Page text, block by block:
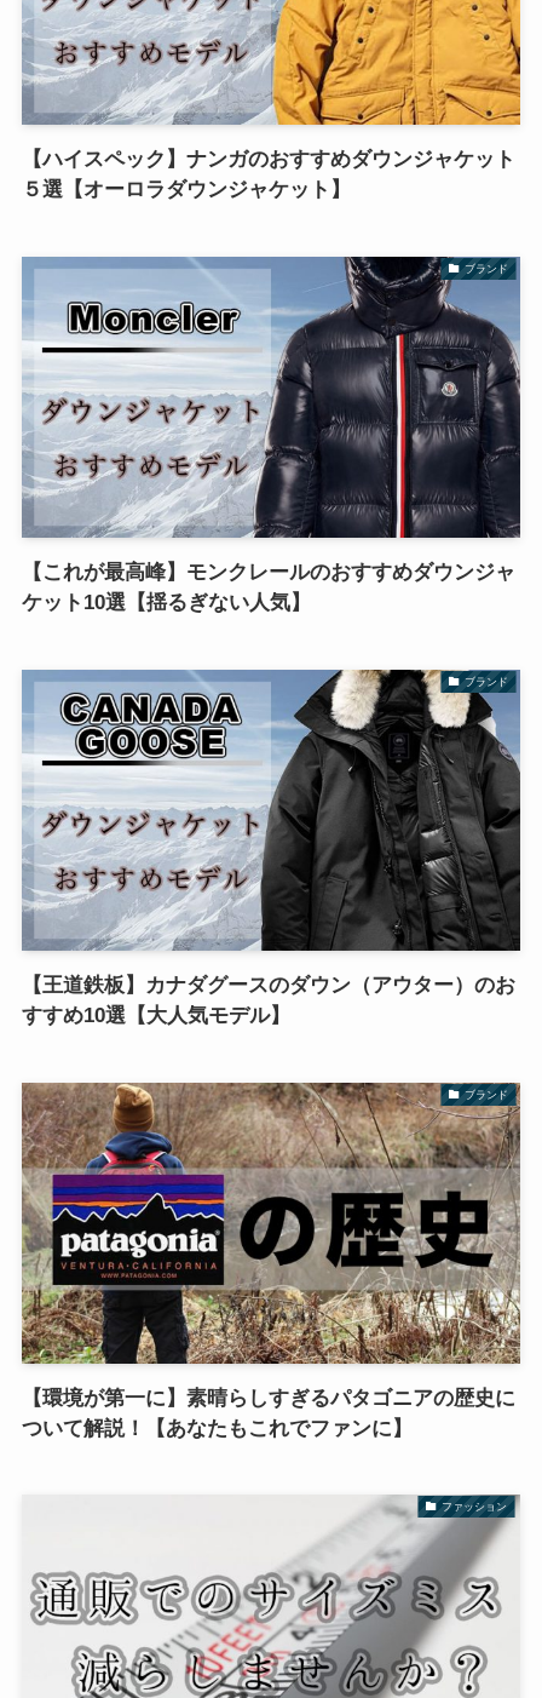
【ハイスペック】ナンガのおすすめダウンジャケット
５選【オーロラダウンジャケット】
ブランド
【これが最高峰】モンクレールのおすすめダウンジャ
ケット10選【揺るぎない人気】
ブランド
【王道鉄板】カナダグースのダウン（アウター）のお
すすめ10選【大人気モデル】
ブランド
【環境が第一に】素晴らしすぎるパタゴニアの歴史に
ついて解説！【あなたもこれでファンに】
ファッション